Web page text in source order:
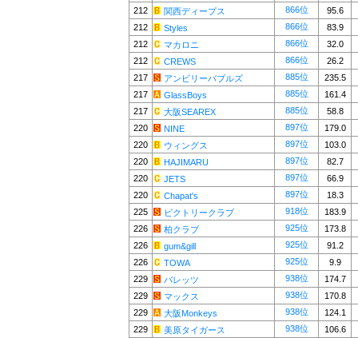
212
関西ディープス 866位
95.6
212
Styles 866位
83.9
212
マカロニ 866位
32.0
212
CREWS 866位
26.2
217
アンビリーバブルズ 885位
235.5
217
GlassBoys 885位
161.4
217
大阪SEAREX 885位
58.8
220
NINE 897位
179.0
220
ウィングス 897位
103.0
220
HAJIMARU 897位
82.7
220
JETS 897位
66.9
220
Chapat's 897位
18.3
225
ビクトリークラブ 918位
183.9
226
柏クラブ 925位
173.8
226
gum&gill 925位
91.2
226
TOWA 925位
9.9
229
バレッツ 938位
174.7
229
マックス 938位
170.8
229
大阪Monkeys 938位
124.1
229
美原タイガース 938位
106.6